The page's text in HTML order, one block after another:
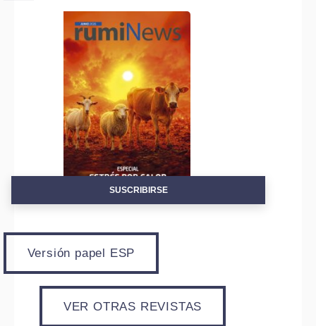
SUSCRIBIRSE
Versión papel ESP
VER OTRAS REVISTAS